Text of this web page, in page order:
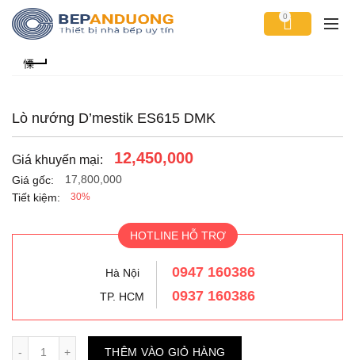
0
Lò nướng D’mestik ES615 DMK
Giá khuyến mại: 12,450,000
Giá gốc:
17,800,000
Tiết kiệm:
30%
HOTLINE HỖ TRỢ
Hà Nội 0947 160386
TP. HCM 0937 160386
THÊM VÀO GIỎ HÀNG